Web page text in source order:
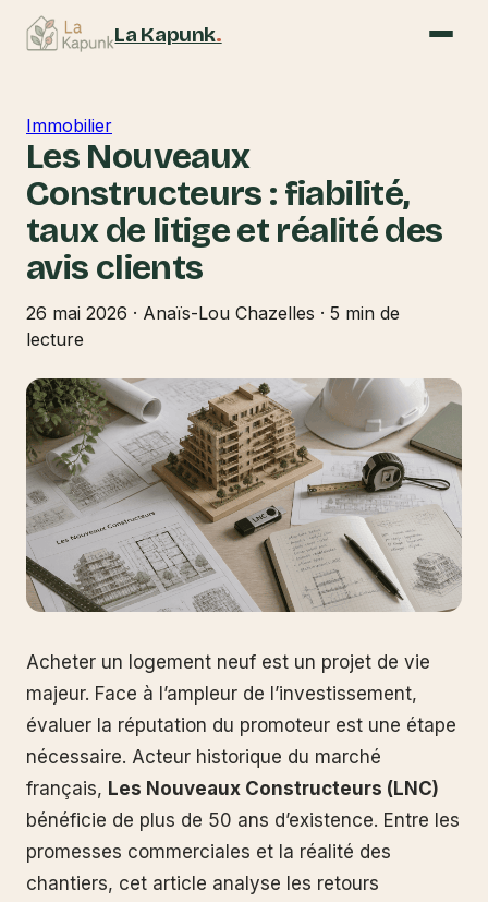
La Kapunk.
Immobilier
Les Nouveaux
Constructeurs : fiabilité,
taux de litige et réalité des
avis clients
26 mai 2026 · Anaïs-Lou Chazelles · 5 min de
lecture
Acheter un logement neuf est un projet de vie
majeur. Face à l’ampleur de l’investissement,
évaluer la réputation du promoteur est une étape
nécessaire. Acteur historique du marché
français, Les Nouveaux Constructeurs (LNC)
bénéficie de plus de 50 ans d’existence. Entre les
promesses commerciales et la réalité des
chantiers, cet article analyse les retours